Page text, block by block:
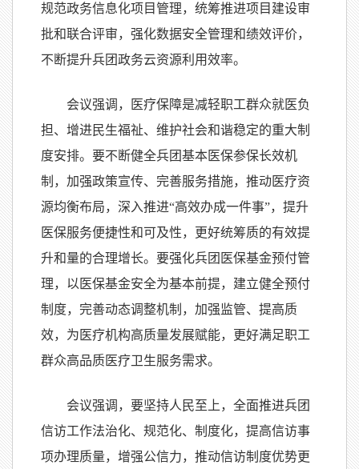
规范政务信息化项目管理，统筹推进项目建设审
批和联合评审，强化数据安全管理和绩效评价，
不断提升兵团政务云资源利用效率。
会议强调，医疗保障是减轻职工群众就医负
担、增进民生福祉、维护社会和谐稳定的重大制
度安排。要不断健全兵团基本医保参保长效机
制，加强政策宣传、完善服务措施，推动医疗资
源均衡布局，深入推进“高效办成一件事”，提升
医保服务便捷性和可及性，更好统筹质的有效提
升和量的合理增长。要强化兵团医保基金预付管
理，以医保基金安全为基本前提，建立健全预付
制度，完善动态调整机制，加强监管、提高质
效，为医疗机构高质量发展赋能，更好满足职工
群众高品质医疗卫生服务需求。
会议强调，要坚持人民至上，全面推进兵团
信访工作法治化、规范化、制度化，提高信访事
项办理质量，增强公信力，推动信访制度优势更